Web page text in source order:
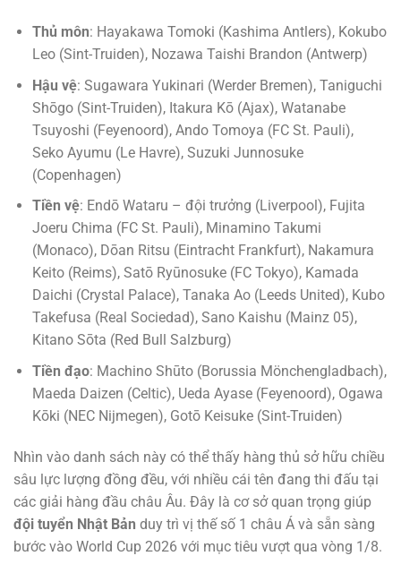
Thủ môn: Hayakawa Tomoki (Kashima Antlers), Kokubo
Leo (Sint-Truiden), Nozawa Taishi Brandon (Antwerp)
Hậu vệ: Sugawara Yukinari (Werder Bremen), Taniguchi
Shōgo (Sint-Truiden), Itakura Kō (Ajax), Watanabe
Tsuyoshi (Feyenoord), Ando Tomoya (FC St. Pauli),
Seko Ayumu (Le Havre), Suzuki Junnosuke
(Copenhagen)
Tiền vệ: Endō Wataru – đội trưởng (Liverpool), Fujita
Joeru Chima (FC St. Pauli), Minamino Takumi
(Monaco), Dōan Ritsu (Eintracht Frankfurt), Nakamura
Keito (Reims), Satō Ryūnosuke (FC Tokyo), Kamada
Daichi (Crystal Palace), Tanaka Ao (Leeds United), Kubo
Takefusa (Real Sociedad), Sano Kaishu (Mainz 05),
Kitano Sōta (Red Bull Salzburg)
Tiền đạo: Machino Shūto (Borussia Mönchengladbach),
Maeda Daizen (Celtic), Ueda Ayase (Feyenoord), Ogawa
Kōki (NEC Nijmegen), Gotō Keisuke (Sint-Truiden)
Nhìn vào danh sách này có thể thấy hàng thủ sở hữu chiều
sâu lực lượng đồng đều, với nhiều cái tên đang thi đấu tại
các giải hàng đầu châu Âu. Đây là cơ sở quan trọng giúp
đội tuyển Nhật Bản duy trì vị thế số 1 châu Á và sẵn sàng
bước vào World Cup 2026 với mục tiêu vượt qua vòng 1/8.